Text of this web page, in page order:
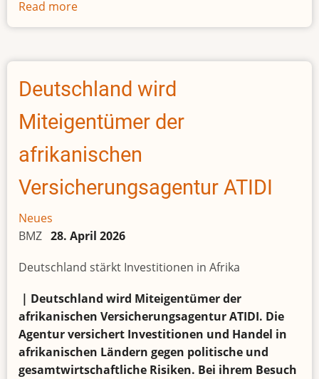
Read more
Trotz
Chinas
Taiwans
Präsident
reist
nach
Eswatini
Deutschland wird
Miteigentümer der
afrikanischen
Versicherungsagentur ATIDI
Neues
BMZ 28. April 2026
Deutschland stärkt Investitionen in Afrika
| Deutschland wird Miteigentümer der
afrikanischen Versicherungsagentur ATIDI. Die
Agentur versichert Investitionen und Handel in
afrikanischen Ländern gegen politische und
gesamtwirtschaftliche Risiken. Bei ihrem Besuch